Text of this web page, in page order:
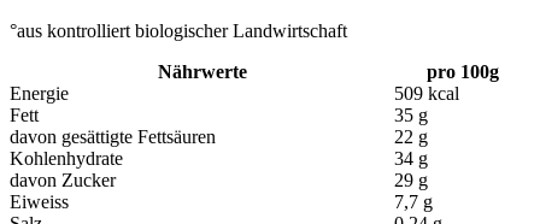
°aus kontrolliert biologischer Landwirtschaft
Nährwerte
pro 100g
Energie
509 kcal
Fett
35 g
davon gesättigte Fettsäuren
22 g
Kohlenhydrate
34 g
davon Zucker
29 g
Eiweiss
7,7 g